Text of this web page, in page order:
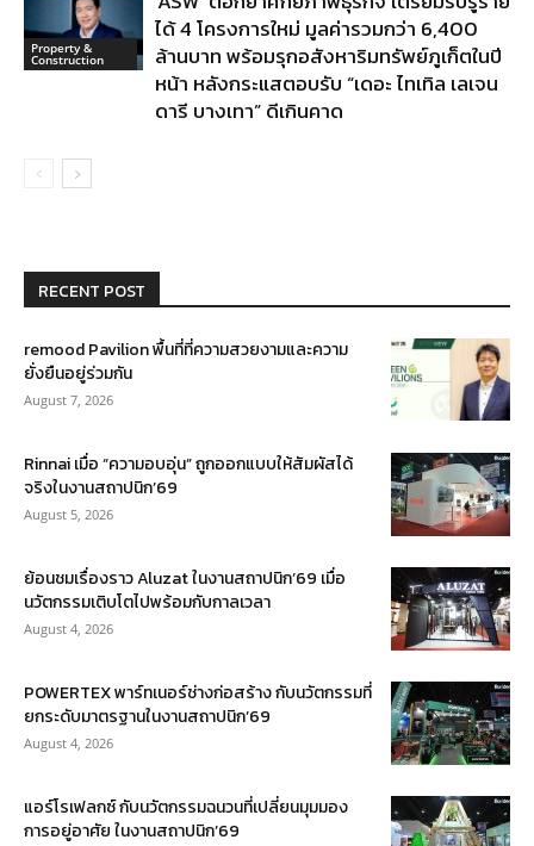
Property &
Construction
ได้ 4 โครงการใหม่ มูลค่ารวมกว่า 6,400
ล้านบาท พร้อมรุกอสังหาริมทรัพย์ภูเก็ตในปี
หน้า หลังกระแสตอบรับ “เดอะ ไทเทิล เลเจน
ดารี บางเทา” ดีเกินคาด
RECENT POST
remood Pavilion พื้นที่ที่ความสวยงามและความ
ยั่งยืนอยู่ร่วมกัน
August 7, 2026
Rinnai เมื่อ “ความอบอุ่น” ถูกออกแบบให้สัมผัสได้
จริงในงานสถาปนิก’69
August 5, 2026
ย้อนชมเรื่องราว Aluzat ในงานสถาปนิก’69 เมื่อ
นวัตกรรมเติบโตไปพร้อมกับกาลเวลา
August 4, 2026
POWERTEX พาร์ทเนอร์ช่างก่อสร้าง กับนวัตกรรมที่
ยกระดับมาตรฐานในงานสถาปนิก’69
August 4, 2026
แอร์โรเฟลกซ์ กับนวัตกรรมฉนวนที่เปลี่ยนมุมมอง
การอยู่อาศัย ในงานสถาปนิก’69